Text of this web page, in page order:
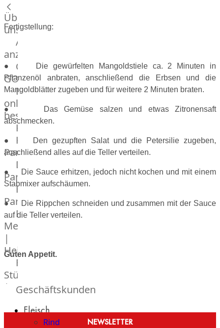
Über
uns
Alle
anzeigen
OTTO
GOURMET
Lebensmittel
online
bestellen
Karriere
Kochschul-
Partner
Depot-
Partner
Frischetheken-
Partner
Männer
Metzger
|
Heinsberg
Feinkost
Stüttgen
|
The
Geschäftskunden
Fleisch
Rind
Fertigstellung:
● Die gewürfelten Mangoldstiele ca. 2 Minuten in
Pflanzenöl anbraten, anschließend die Erbsen und die
Mangoldblätter zugeben und für weitere 2 Minuten braten.
● Das Gemüse salzen und etwas Zitronensaft
abschmecken.
● Den gezupften Salat und die Petersilie zugeben,
anschließend alles auf die Teller verteilen.
● Die Sauce erhitzen, jedoch nicht kochen und mit einem
Stabmixer aufschäumen.
● Die Rippchen schneiden und zusammen mit der Sauce
auf die Teller verteilen.
Guten Appetit.
NEWSLETTER